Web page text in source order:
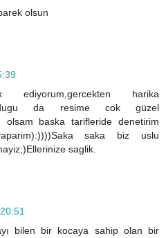
olsun
harika
da resime cok güzel
olsam baska tarifleride denetirim
saka biz uslu
saglik.
bilen bir kocaya sahip olan bir